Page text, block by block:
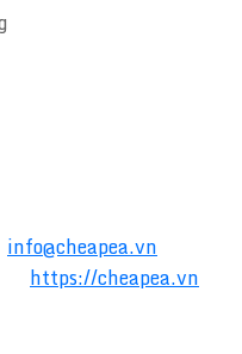
info@cheapea.vn
https://cheapea.vn